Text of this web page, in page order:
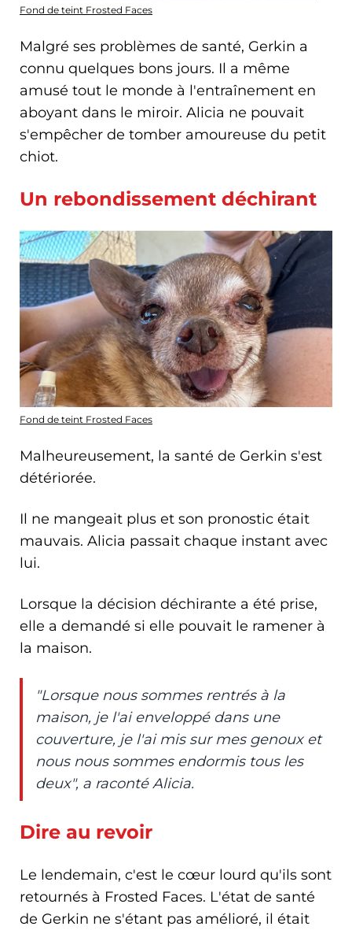
Fond de teint Frosted Faces
Malgré ses problèmes de santé, Gerkin a
connu quelques bons jours. Il a même
amusé tout le monde à l'entraînement en
aboyant dans le miroir. Alicia ne pouvait
s'empêcher de tomber amoureuse du petit
chiot.
Un rebondissement déchirant
Fond de teint Frosted Faces
Malheureusement, la santé de Gerkin s'est
détériorée.
Il ne mangeait plus et son pronostic était
mauvais. Alicia passait chaque instant avec
lui.
Lorsque la décision déchirante a été prise,
elle a demandé si elle pouvait le ramener à
la maison.
"Lorsque nous sommes rentrés à la
maison, je l'ai enveloppé dans une
couverture, je l'ai mis sur mes genoux et
nous nous sommes endormis tous les
deux", a raconté Alicia.
Dire au revoir
Le lendemain, c'est le cœur lourd qu'ils sont
retournés à Frosted Faces. L'état de santé
de Gerkin ne s'étant pas amélioré, il était